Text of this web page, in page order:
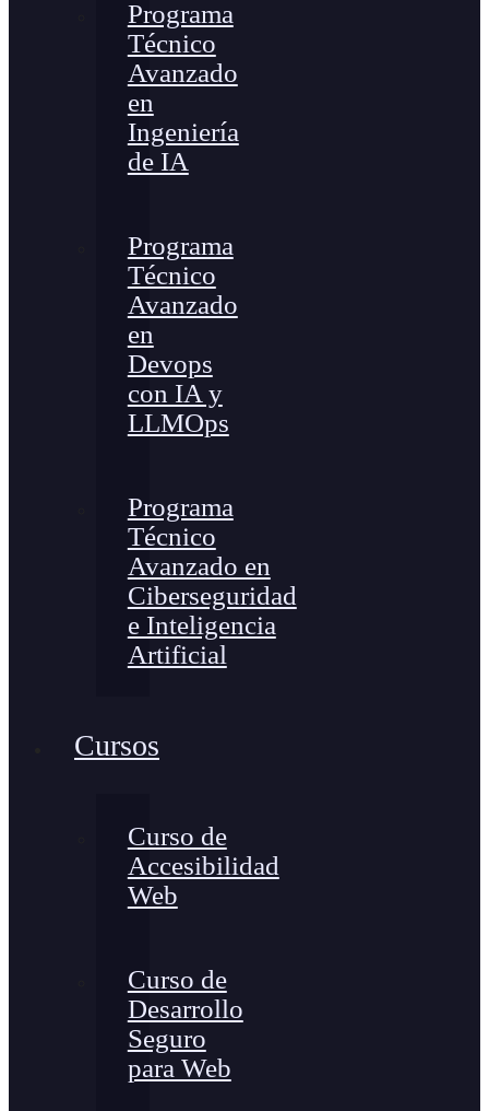
Programa
Técnico
Avanzado
en
Ingeniería
de IA
Programa
Técnico
Avanzado
en
Devops
con IA y
LLMOps
Programa
Técnico
Avanzado en
Ciberseguridad
e Inteligencia
Artificial
Cursos
Curso de
Accesibilidad
Web
Curso de
Desarrollo
Seguro
para Web